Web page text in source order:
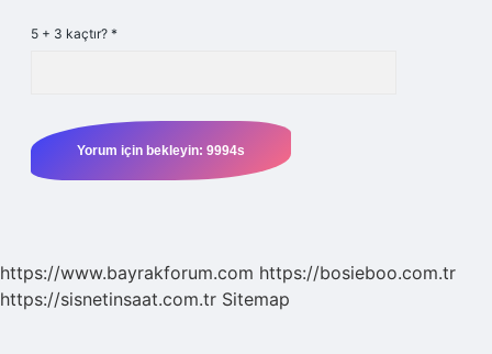
5 + 3 kaçtır? *
https://www.bayrakforum.com https://bosieboo.com.tr
https://sisnetinsaat.com.tr Sitemap